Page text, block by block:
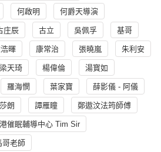
何啟明 何爵天導演
庄辰 古立 吳佩孚 基哥
暉 康常治 張曉嵐 朱利安
梁天琦 楊偉倫 湯寳如
羅海憫 葉家寶 薛影儀 - 阿儀
朗 譚雁瞳 鄭遨汶法筠師傅
催眠輔導中心 Tim Sir
哥老師